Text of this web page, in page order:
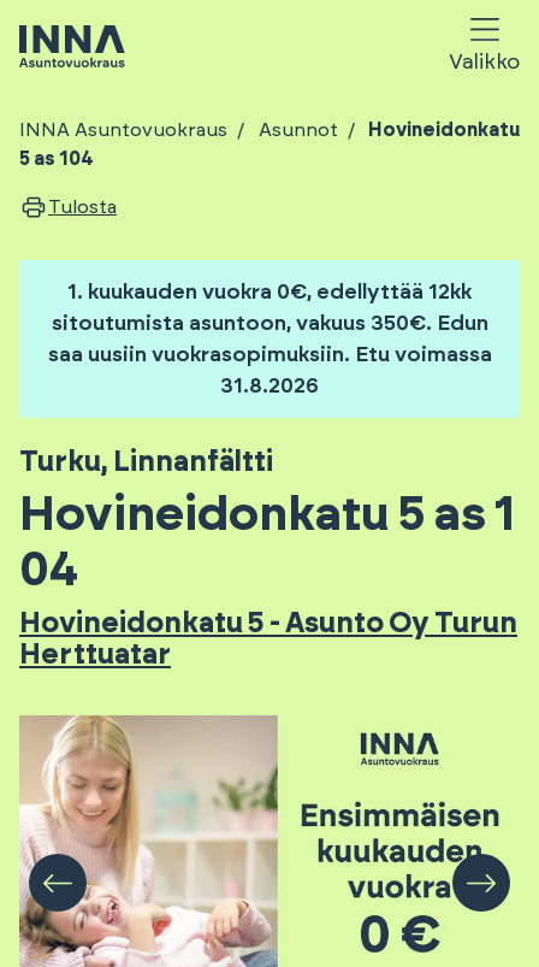
Valikko
INNA Asuntovuokraus Asunnot
Hovineidonkatu
5 as 104
Tulosta
1. kuukauden vuokra 0€, edellyttää 12kk
sitoutumista asuntoon, vakuus 350€. Edun
saa uusiin vuokrasopimuksiin. Etu voimassa
31.8.2026
Turku, Linnanfältti
Hovineidonkatu 5 as 1
04
Hovineidonkatu 5 - Asunto Oy Turun
Herttuatar